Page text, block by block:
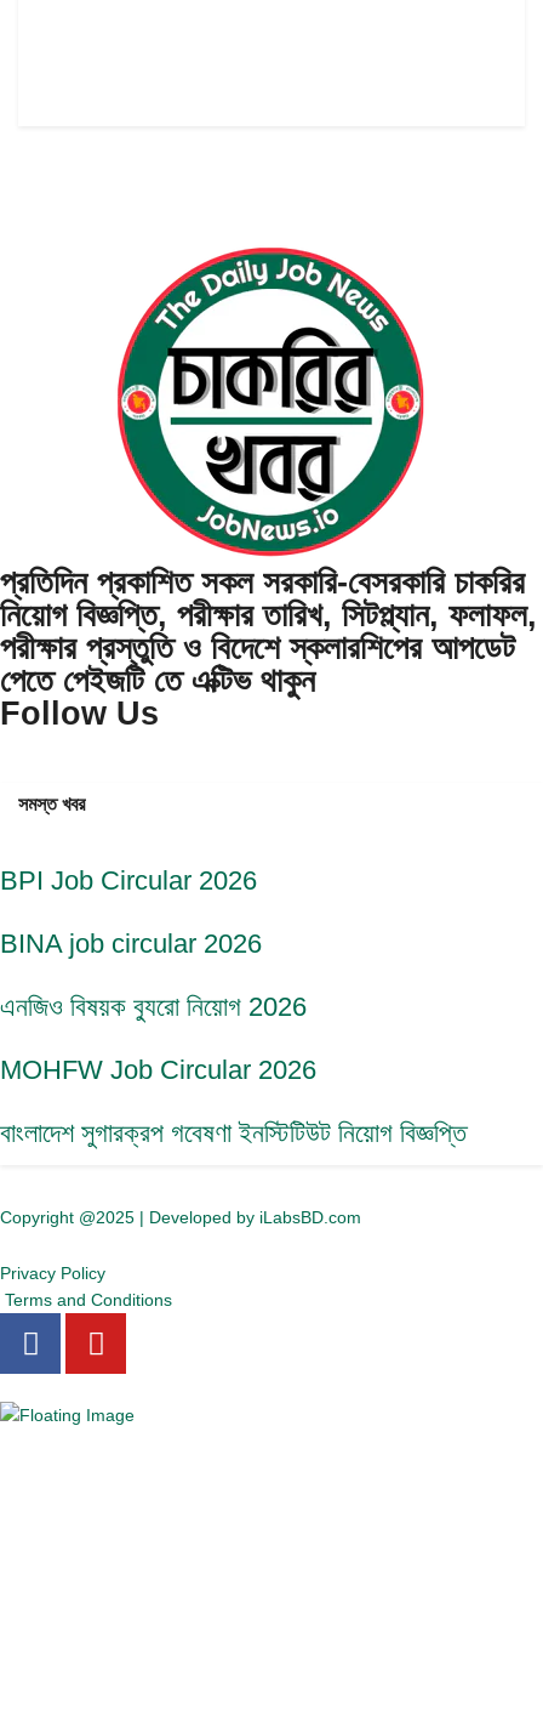
প্রতিদিন প্রকাশিত সকল সরকারি-বেসরকারি চাকরির
নিয়োগ বিজ্ঞপ্তি, পরীক্ষার তারিখ, সিটপ্ল্যান, ফলাফল,
পরীক্ষার প্রস্তুতি ও বিদেশে স্কলারশিপের আপডেট
পেতে পেইজটি তে এক্টিভ থাকুন
Follow Us
সমস্ত খবর
BPI Job Circular 2026
BINA job circular 2026
এনজিও বিষয়ক ব্যুরো নিয়োগ 2026
MOHFW Job Circular 2026
বাংলাদেশ সুগারক্রপ গবেষণা ইনস্টিটিউট নিয়োগ বিজ্ঞপ্তি
Copyright @2025 | Developed by iLabsBD.com
Privacy Policy
Terms and Conditions